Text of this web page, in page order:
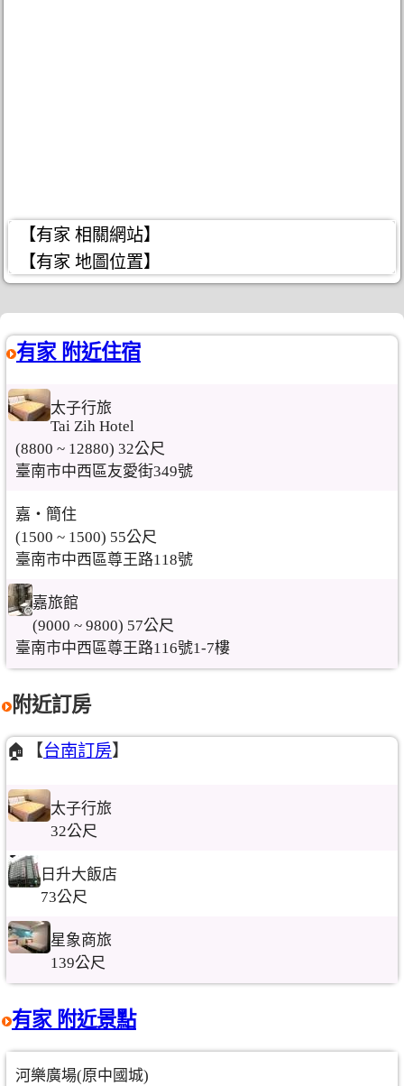
【有家 相關網站】
【有家 地圖位置】
有家 附近住宿
太子行旅
Tai Zih Hotel
(8800 ~ 12880) 32公尺
臺南市中西區友愛街349號
嘉‧簡住
(1500 ~ 1500) 55公尺
臺南市中西區尊王路118號
嘉旅館
(9000 ~ 9800) 57公尺
臺南市中西區尊王路116號1-7樓
附近訂房
🏠【台南訂房】
太子行旅
32公尺
日升大飯店
73公尺
星象商旅
139公尺
有家 附近景點
河樂廣場(原中國城)